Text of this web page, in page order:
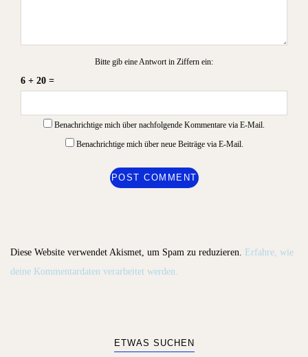
Bitte gib eine Antwort in Ziffern ein:
6 + 20 =
Benachrichtige mich über nachfolgende Kommentare via E-Mail.
Benachrichtige mich über neue Beiträge via E-Mail.
Diese Website verwendet Akismet, um Spam zu reduzieren. Erfahre, wie
deine Kommentardaten verarbeitet werden.
ETWAS SUCHEN